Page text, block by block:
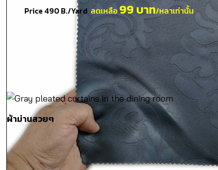
Price 490 B./Yardลดเหลือ99 บาท/หลาเท่านั้น
ผ้าม่านสวยๆ